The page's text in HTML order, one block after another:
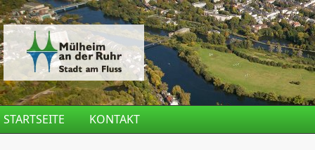
Direkt zum Inhalt
STARTSEITE KONTAKT